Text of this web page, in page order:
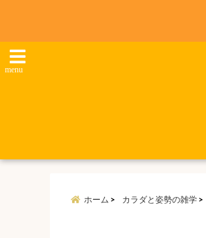
menu
ホーム カラダと姿勢の雑学